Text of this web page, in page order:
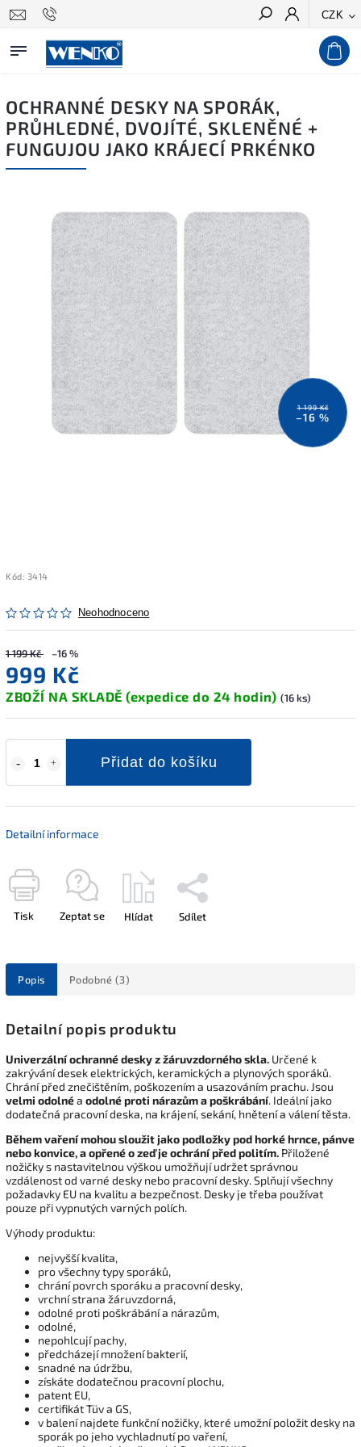
CZK
Hledat
OCHRANNÉ DESKY NA SPORÁK,
PRŮHLEDNÉ, DVOJÍTÉ, SKLENĚNÉ +
FUNGUJOU JAKO KRÁJECÍ PRKÉNKO
1 199 Kč
–16 %
Kód: 3414
Neohodnoceno
1 199 Kč –16 %
999 Kč
ZBOŽÍ NA SKLADĚ (expedice do 24 hodin) (16 ks)
Přidat do košíku
Detailní informace
Tisk Zeptat se Hlídat Sdílet
Popis Podobné (3)
Detailní popis produktu
Univerzální ochranné desky z žáruvzdorného skla. Určené k
zakrývání desek elektrických, keramických a plynových sporáků.
Chrání před znečištěním, poškozením a usazováním prachu. Jsou
velmi odolnéa odolné proti nárazům a poškrábání. Ideální jako
dodatečná pracovní deska, na krájení, sekání, hnětení a válení těsta.
Během vaření mohou sloužit jako podložky pod horké hrnce, pánve
nebo konvice, a opřené o zeď je ochrání před politím. Přiložené
nožičky s nastavitelnou výškou umožňují udržet správnou
vzdálenost od varné desky nebo pracovní desky. Splňují všechny
požadavky EU na kvalitu a bezpečnost. Desky je třeba používat
pouze při vypnutých varných polích.
Výhody produktu:
nejvyšší kvalita,
pro všechny typy sporáků,
chrání povrch sporáku a pracovní desky,
vrchní strana žáruvzdorná,
odolné proti poškrábání a nárazům,
odolné,
nepohlcují pachy,
předcházejí množení bakterií,
snadné na údržbu,
získáte dodatečnou pracovní plochu,
patent EU,
certifikát Tüv a GS,
v balení najdete funkční nožičky, které umožní položit desky na
sporák po jeho vychladnutí po vaření,